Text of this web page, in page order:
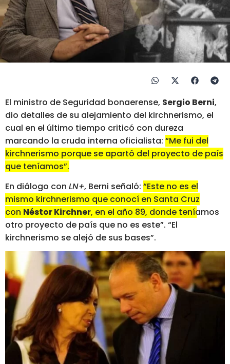
El ministro de Seguridad bonaerense, Sergio Berni,
dio detalles de su alejamiento del kirchnerismo, el
cual en el último tiempo criticó con dureza
marcando la cruda interna oficialista: “Me fui del
kirchnerismo porque se apartó del proyecto de país
que teníamos”.
En diálogo con LN+, Berni señaló: “Este no es el
mismo kirchnerismo que conocí en Santa Cruz
con Néstor Kirchner, en el año 89, donde teníamos
otro proyecto de país que no es este”. “El
kirchnerismo se alejó de sus bases”.